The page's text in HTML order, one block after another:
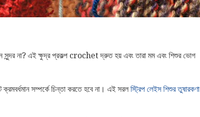
সুন্দর না? এই ক্ষুদ্র প্রকল্প crochet দ্রুত হয় এবং তারা মম এবং শিশুর ভোগ
সম্পর্কে চিন্তা করতে হবে না। এই সরল স্ট্রিপ লেইস শিশুর তুষারকণা